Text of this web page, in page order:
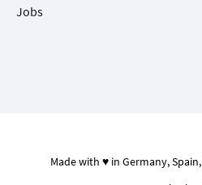
Jobs
Made with ♥ in Germany,